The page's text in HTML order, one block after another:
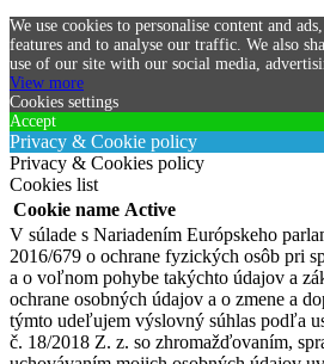
We use cookies to personalise content and
features and to analyse our traffic. We also
use of our site with our social media,
View more
Cookies settings
Accept
Privacy & Cookie policy
Privacy & Cookies policy
Cookies list
Cookie name Active
V súlade s Nariadením Európskeho
2016/679 o ochrane fyzických osôb pri
a o voľnom pohybe takýchto údajov a
ochrane osobných údajov a o zmene a
týmto udeľujem výslovný súhlas podľa
č. 18/2018 Z. z. so zhromažďovaním,